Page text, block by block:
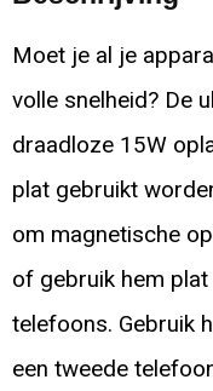
Moet je al je
volle snelheid? De
draadloze 15W
plat gebruikt
om magnetische
of gebruik hem
telefoons. Gebruik
een tweede